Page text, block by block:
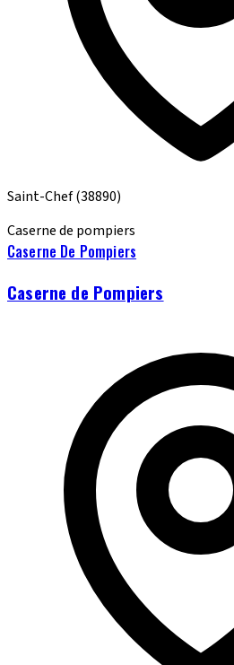
Saint-Chef(38890)
Caserne de pompiers
Caserne De Pompiers
Caserne de Pompiers